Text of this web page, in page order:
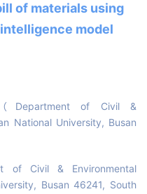
of materials using
model
Department of Civil &
National University, Busan
of Civil & Environmental
Busan 46241, South